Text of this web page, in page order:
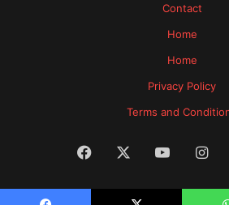
Contact
Home
Home
Privacy Policy
Terms and
Facebook YouTube